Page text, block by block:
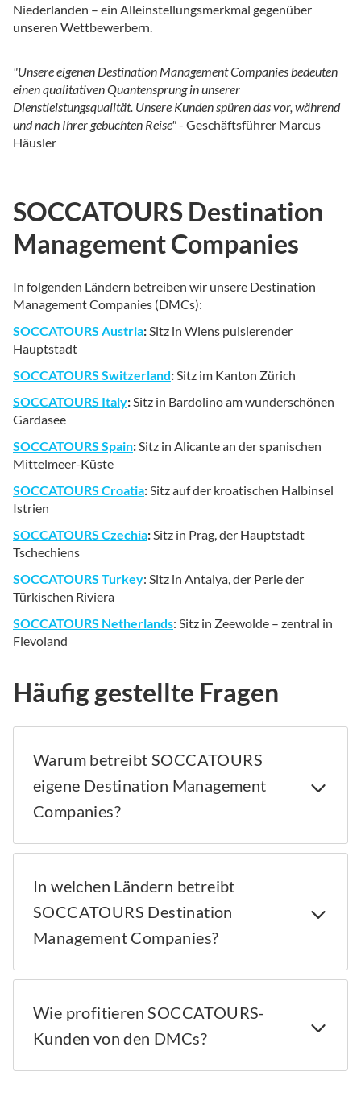
Niederlanden – ein Alleinstellungsmerkmal gegenüber
unseren Wettbewerbern.
"Unsere eigenen Destination Management Companies bedeuten
einen qualitativen Quantensprung in unserer
Dienstleistungsqualität. Unsere Kunden spüren das vor, während
und nach Ihrer gebuchten Reise"- Geschäftsführer Marcus
Häusler
SOCCATOURS Destination
Management Companies
In folgenden Ländern betreiben wir unsere Destination
Management Companies (DMCs):
SOCCATOURS Austria:Sitz in Wiens pulsierender
Hauptstadt
SOCCATOURS Switzerland:Sitz im Kanton Zürich
SOCCATOURS Italy:Sitz in Bardolino am wunderschönen
Gardasee
SOCCATOURS Spain:Sitz in Alicante an der spanischen
Mittelmeer-Küste
SOCCATOURS Croatia:Sitz auf der kroatischen Halbinsel
Istrien
SOCCATOURS Czechia:Sitz in Prag, der Hauptstadt
Tschechiens
SOCCATOURS Turkey: Sitz in Antalya, der Perle der
Türkischen Riviera
SOCCATOURS Netherlands: Sitz in Zeewolde – zentral in
Flevoland
Häufig gestellte Fragen
Warum betreibt SOCCATOURS
eigene Destination Management
Companies?
In welchen Ländern betreibt
SOCCATOURS Destination
Management Companies?
Wie profitieren SOCCATOURS-
Kunden von den DMCs?